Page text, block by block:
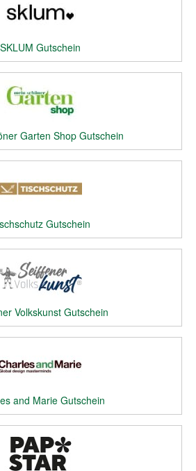
SKLUM Gutschein
Garten Shop Gutschein
Gutschein
Volkskunst Gutschein
and Marie Gutschein